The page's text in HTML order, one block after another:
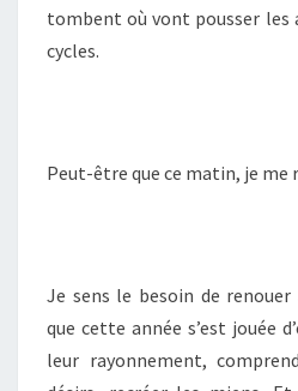
tombent où vont pousser les
cycles.
Peut-être que ce matin, je me
Je sens le besoin de renouer
que cette année s’est jouée
leur rayonnement,